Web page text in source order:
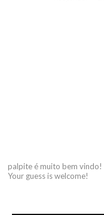
palpite é muito bem vindo!
Your guess is welcome!